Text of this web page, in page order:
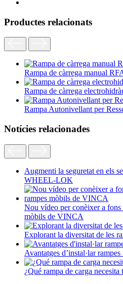
Productes relacionats
Rampa de càrrega manual
Rampa de càrrega
Rampa Autonivellant per
Notícies relacionades
Augmenti la seguretat en els
WHEEL-LOK
Nou vídeo per conèixer a
mòbils de VINCA
Explorant la diversitat de les
Avantatges d’instal·lar
¿Qué rampa de carga